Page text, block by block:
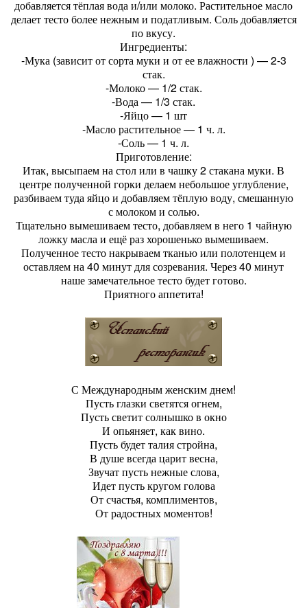
добавляется тёплая вода и/или молоко. Растительное масло
делает тесто более нежным и податливым. Соль добавляется
по вкусу.
Ингредиенты:
-Мука (зависит от сорта муки и от ее влажности ) — 2-3
стак.
-Молоко — 1/2 стак.
-Вода — 1/3 стак.
-Яйцо — 1 шт
-Масло растительное — 1 ч. л.
-Соль — 1 ч. л.
Приготовление:
Итак, высыпаем на стол или в чашку 2 стакана муки. В
центре полученной горки делаем небольшое углубление,
разбиваем туда яйцо и добавляем тёплую воду, смешанную
с молоком и солью.
Тщательно вымешиваем тесто, добавляем в него 1 чайную
ложку масла и ещё раз хорошенько вымешиваем.
Полученное тесто накрываем тканью или полотенцем и
оставляем на 40 минут для созревания. Через 40 минут
наше замечательное тесто будет готово.
Приятного аппетита!
С Международным женским днем!
Пусть глазки светятся огнем,
Пусть светит солнышко в окно
И опьяняет, как вино.
Пусть будет талия стройна,
В душе всегда царит весна,
Звучат пусть нежные слова,
Идет пусть кругом голова
От счастья, комплиментов,
От радостных моментов!